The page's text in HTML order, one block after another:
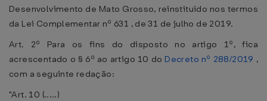
Desenvolvimento de Mato Grosso, reinstituído nos termos
da Lei Complementar nº 631 , de 31 de julho de 2019.
Art. 2º Para os fins do disposto no artigo 1º, fica
acrescentado o § 6º ao artigo 10 do Decreto nº 288/2019 ,
com a seguinte redação:
"Art. 10 (.....)